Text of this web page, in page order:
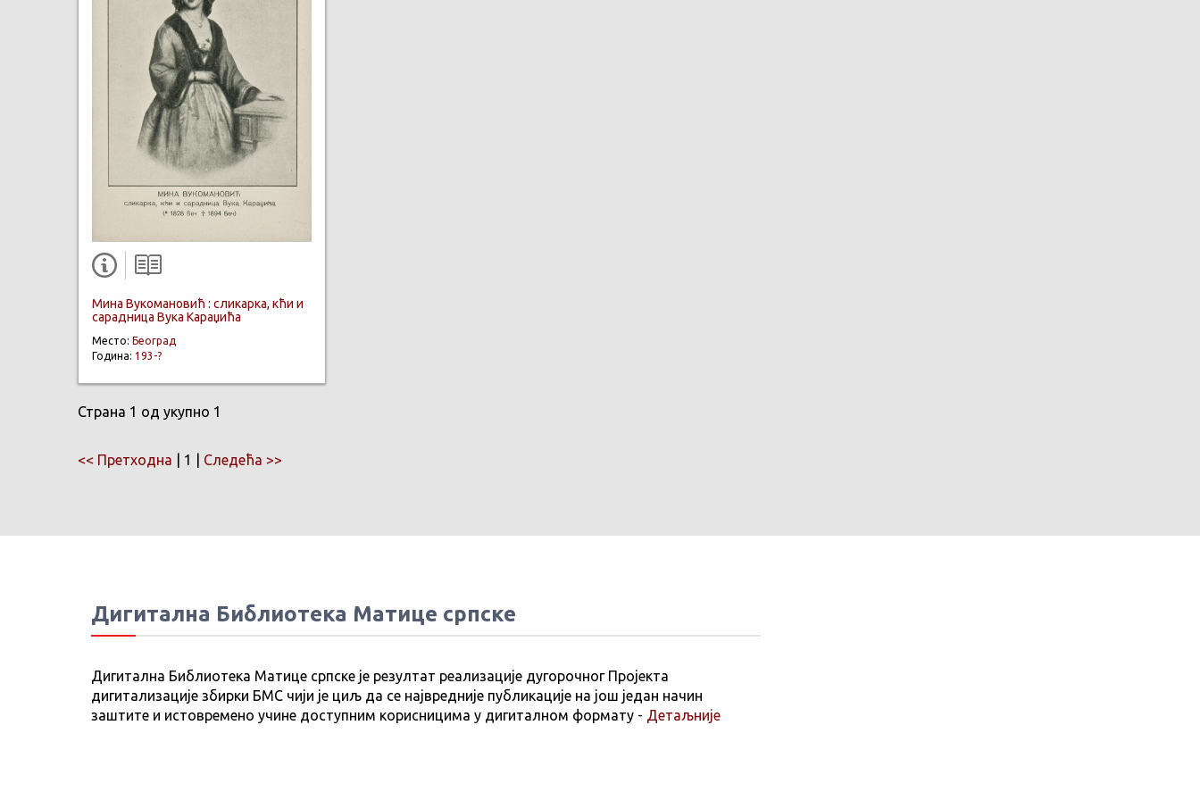
Мина Вукомановић : сликарка, кћи и
сарадница Вука Караџића
Место: Београд
Година: 193-?
Страна 1 од укупно 1
<< Претходна | 1 | Следећа >>
Дигитална Библиотека Матице српске
Дигитална Библиотека Матице српске је резултат реализације дугорочног Пројекта
дигитализације збирки БМС чији је циљ да се највредније публикације на још један начин
заштите и истовремено учине доступним корисницима у дигиталном формату - Детаљније